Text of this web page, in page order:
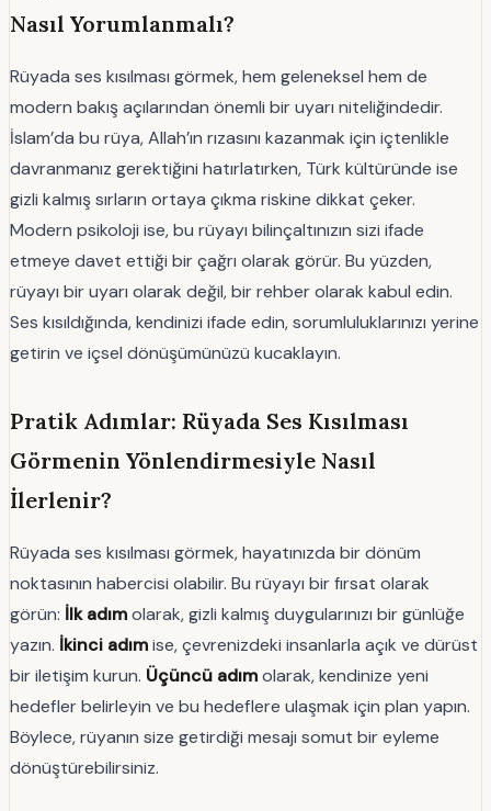
Nasıl Yorumlanmalı?
Rüyada ses kısılması görmek, hem geleneksel hem de
modern bakış açılarından önemli bir uyarı niteliğindedir.
İslam’da bu rüya, Allah’ın rızasını kazanmak için içtenlikle
davranmanız gerektiğini hatırlatırken, Türk kültüründe ise
gizli kalmış sırların ortaya çıkma riskine dikkat çeker.
Modern psikoloji ise, bu rüyayı bilinçaltınızın sizi ifade
etmeye davet ettiği bir çağrı olarak görür. Bu yüzden,
rüyayı bir uyarı olarak değil, bir rehber olarak kabul edin.
Ses kısıldığında, kendinizi ifade edin, sorumluluklarınızı yerine
getirin ve içsel dönüşümünüzü kucaklayın.
Pratik Adımlar: Rüyada Ses Kısılması
Görmenin Yönlendirmesiyle Nasıl
İlerlenir?
Rüyada ses kısılması görmek, hayatınızda bir dönüm
noktasının habercisi olabilir. Bu rüyayı bir fırsat olarak
görün: İlk adımolarak, gizli kalmış duygularınızı bir günlüğe
yazın. İkinci adımise, çevrenizdeki insanlarla açık ve dürüst
bir iletişim kurun. Üçüncü adımolarak, kendinize yeni
hedefler belirleyin ve bu hedeflere ulaşmak için plan yapın.
Böylece, rüyanın size getirdiği mesajı somut bir eyleme
dönüştürebilirsiniz.